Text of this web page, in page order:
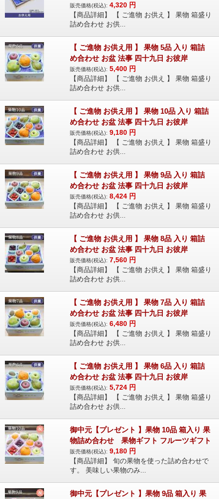
販売価格(税込): 4,320 円
【商品詳細】 【 ご進物 お供え 】 果物 箱盛り
詰め合わせ お供...
【 ご進物 お供え用 】 果物 5品 入り 箱詰
め合わせ お盆 法事 四十九日 お彼岸
販売価格(税込): 5,400 円
【商品詳細】 【 ご進物 お供え 】 果物 箱盛り
詰め合わせ お供...
【 ご進物 お供え用 】 果物 10品 入り 箱詰
め合わせ お盆 法事 四十九日 お彼岸
販売価格(税込): 9,180 円
【商品詳細】 【 ご進物 お供え 】 果物 箱盛り
詰め合わせ お供...
【 ご進物 お供え用 】 果物 9品 入り 箱詰
め合わせ お盆 法事 四十九日 お彼岸
販売価格(税込): 8,424 円
【商品詳細】 【 ご進物 お供え 】 果物 箱盛り
詰め合わせ お供...
【 ご進物 お供え用 】 果物 8品 入り 箱詰
め合わせ お盆 法事 四十九日 お彼岸
販売価格(税込): 7,560 円
【商品詳細】 【 ご進物 お供え 】 果物 箱盛り
詰め合わせ お供...
【 ご進物 お供え用 】 果物 7品 入り 箱詰
め合わせ お盆 法事 四十九日 お彼岸
販売価格(税込): 6,480 円
【商品詳細】 【 ご進物 お供え 】 果物 箱盛り
詰め合わせ お供...
【 ご進物 お供え用 】 果物 6品 入り 箱詰
め合わせ お盆 法事 四十九日 お彼岸
販売価格(税込): 5,724 円
【商品詳細】 【 ご進物 お供え 】 果物 箱盛り
詰め合わせ お供...
御中元【プレゼント 】果物 10品 箱入り 果
物詰め合わせ 果物ギフト フルーツギフト
販売価格(税込): 9,180 円
【商品詳細】 旬の果物を使った詰め合わせで
す。 美味しい果物のみ...
御中元【プレゼント 】果物 9品 箱入り 果